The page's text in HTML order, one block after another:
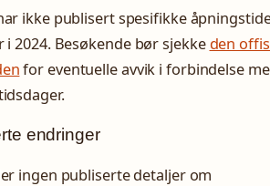
ikke publisert spesifikke
2024. Besøkende bør sjekke den
for eventuelle avvik i forbindelse
endringer
ingen publiserte detaljer om